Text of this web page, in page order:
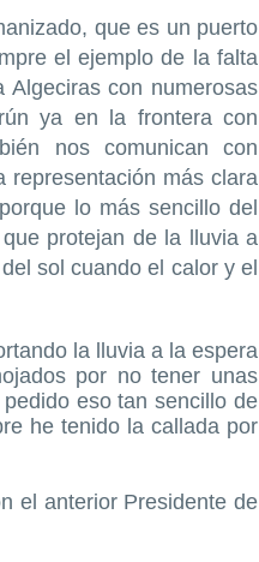
que es un puerto
el ejemplo de la falta
con numerosas
ya en la frontera con
nos comunican con
representación más clara
lo más sencillo del
protejan de la lluvia a
sol cuando el calor y el
la lluvia a la espera
por no tener unas
eso tan sencillo de
he tenido la callada por
el anterior Presidente de